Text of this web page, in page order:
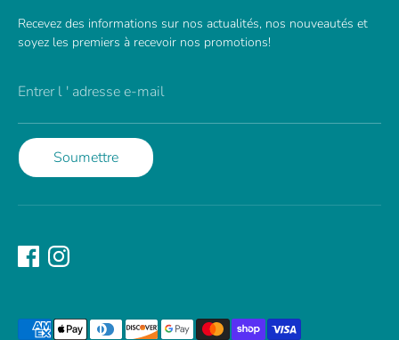
Recevez des informations sur nos actualités, nos nouveautés et
soyez les premiers à recevoir nos promotions!
Entrer l ' adresse e-mail
Soumettre
Méthodes